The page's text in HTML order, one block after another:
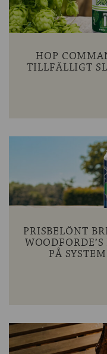
HOP
TILLFÄLLIGT
PRISBELÖNT
PÅ